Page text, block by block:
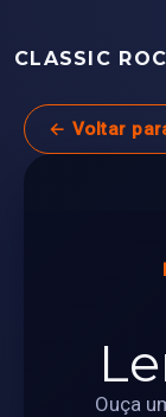
CLASSIC
← Voltar
Ouça